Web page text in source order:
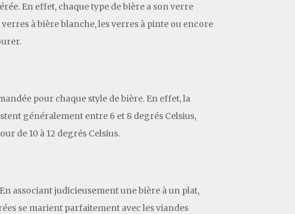
En effet, chaque type de bière a son verre
à bière blanche, les verres à pinte ou encore
pour chaque style de bière. En effet, la
généralement entre 6 et 8 degrés Celsius,
de 10 à 12 degrés Celsius.
associant judicieusement une bière à un plat,
se marient parfaitement avec les viandes